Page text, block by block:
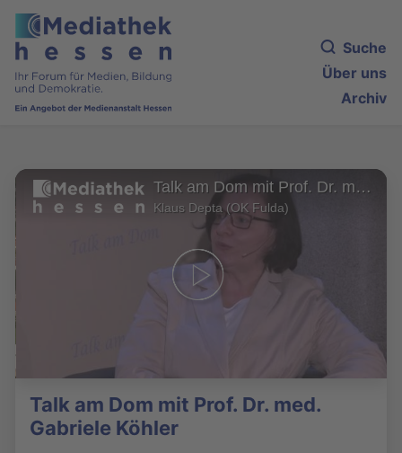
Suche
Über uns
Archiv
Talk am Dom mit Prof. Dr. med. Gabriele Köhler
Klaus Depta (OK Fulda)
Talk am Dom mit Prof. Dr. med.
Gabriele Köhler